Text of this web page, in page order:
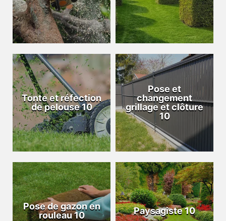
Tonte et réfection
de pelouse 10
Pose et
changement
grillage et clôture
10
Pose de gazon en
rouleau 10
Paysagiste 10